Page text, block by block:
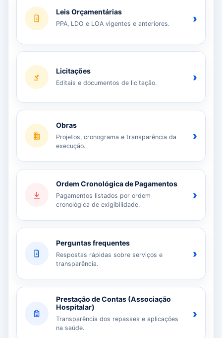
Leis Orçamentárias
PPA, LDO e LOA vigentes e anteriores. ›
Licitações
Editais e documentos de licitação. ›
Obras
Projetos, cronograma e transparência da
execução.
›
Ordem Cronológica de Pagamentos
Pagamentos listados por ordem
cronológica de exigibilidade.
›
Perguntas frequentes
Respostas rápidas sobre serviços e
transparência.
›
Prestação de Contas (Associação
Hospitalar)
Transparência dos repasses e aplicações
na saúde.
›